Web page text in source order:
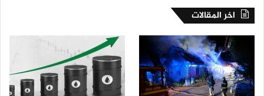
اخر المقالات